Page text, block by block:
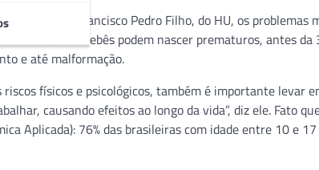
e obstetra Francisco Pedro Filho, do HU, os problemas
Já os bebês podem nascer prematuros, antes da
e até malformação.
físicos e psicológicos, também é importante levar
causando efeitos ao longo da vida”, diz ele. Fato
Aplicada): 76% das brasileiras com idade entre 10 e